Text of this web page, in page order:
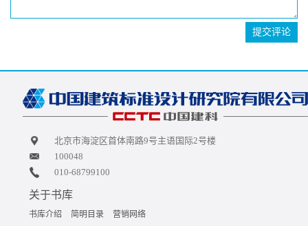
提交评论
北京市海淀区首体南路9号主语国际2号楼
100048
010-68799100
关于书库
书库介绍 简明目录 营销网络